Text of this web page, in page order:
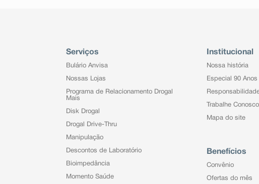
Serviços
Bulário Anvisa
Nossas Lojas
Programa de Relacionamento Drogal
Mais
Disk Drogal
Drogal Drive-Thru
Manipulação
Descontos de Laboratório
Bioimpedância
Momento Saúde
Institucional
Nossa história
Especial 90 Anos
Trabalhe Conosco
Mapa do site
Benefícios
Convênio
Ofertas do mês